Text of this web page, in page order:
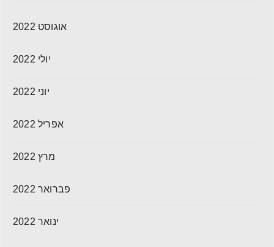
אוגוסט 2022
יולי 2022
יוני 2022
אפריל 2022
מרץ 2022
פברואר 2022
ינואר 2022